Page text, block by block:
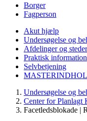
Borger
Fagperson
Akut hjælp
Undersøgelse og
Afdelinger og steder
Praktisk information
Selvbetjening
Undersøgelse og
Center for Planlagt
Facetledsblokade |